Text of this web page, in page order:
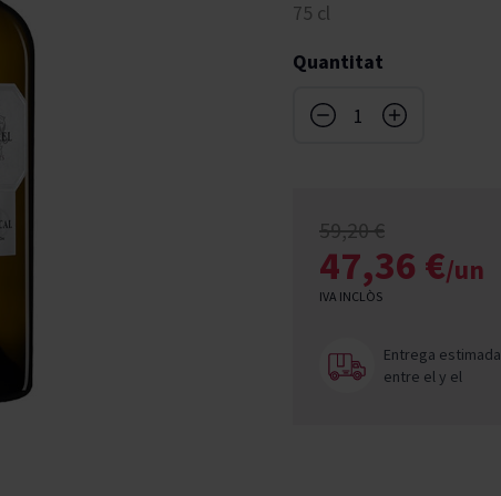
Pago del Cielo
Valduero
75 cl
Quantitat
59,20 €
47,36 €/un
IVA INCLÒS
Entrega estimada
entre ely el